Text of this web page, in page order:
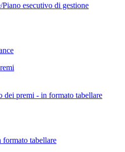
esecutivo di gestione
dei premi - in formato tabellare
tabellare